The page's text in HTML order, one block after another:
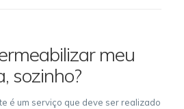
meu
sozinho?
é um serviço que deve ser realizado